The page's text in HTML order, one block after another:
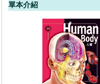
單本介紹